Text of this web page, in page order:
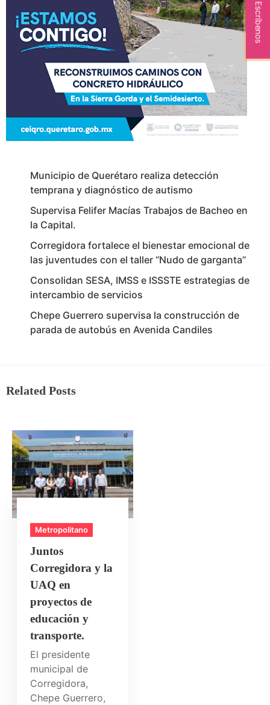
Municipio de Querétaro realiza detección
temprana y diagnóstico de autismo
Supervisa Felifer Macías Trabajos de Bacheo en
la Capital.
Corregidora fortalece el bienestar emocional de
las juventudes con el taller ‘‘Nudo de garganta’’
Consolidan SESA, IMSS e ISSSTE estrategias de
intercambio de servicios
Chepe Guerrero supervisa la construcción de
parada de autobús en Avenida Candiles
Related Posts
Metropolitano
Juntos
Corregidora y la
UAQ en
proyectos de
educación y
transporte.
El presidente
municipal de
Corregidora,
Chepe Guerrero,
Escríbenos